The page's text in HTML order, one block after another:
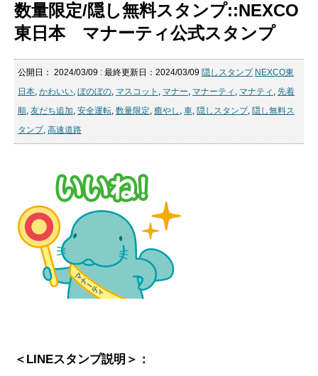
数量限定/隠し無料スタンプ::NEXCO
東日本 マナーティ公式スタンプ
公開日： 2024/03/09 : 最終更新日：2024/03/09 隠しスタンプ NEXCO東
日本, かわいい, ぼのぼの, マスコット , マナー, マナーティ , マナティ , 先着
順, 友だち追加, 安全運転, 数量限定, 癒やし , 車, 隠しスタンプ, 隠し無料ス
タンプ, 高速道路
＜LINEスタンプ説明＞：